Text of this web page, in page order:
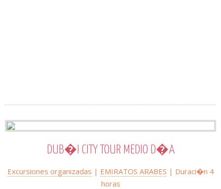
DUB�I CITY TOUR MEDIO D�A
Excursiones organizadas | EMIRATOS ARABES | Duraci�n 4
horas